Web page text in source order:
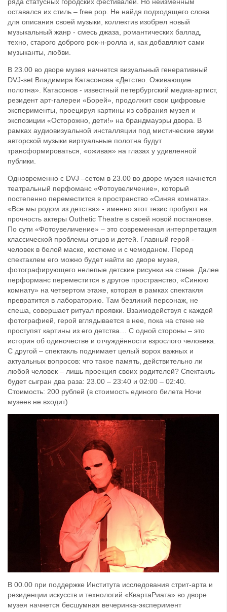
оставался их стиль – free pop. Не найдя подходящего слова
для описания своей музыки, коллектив изобрел новый
музыкальный жанр - смесь джаза, романтических баллад,
техно, старого доброго рок-н-ролла и, как добавляют сами
музыканты, любви.
В 23.00 во дворе музея начнется визуальный генеративный
DVJ-set Владимира Катасонова «Детство. Оживающие
полотна». Катасонов - известный петербургский медиа-артист,
резидент арт-галереи «Борей», продолжит свои цифровые
эксперименты, проецируя картины из собрания музея и
экспозиции «Осторожно, дети!» на брандмауэры двора. В
рамках аудиовизуальной инсталляции под мистические звуки
авторской музыки виртуальные полотна будут
трансформироваться, «оживая» на глазах у удивленной
публики.
Одновременно с DVJ –сетом в 23.00 во дворе музея начнется
театральный перфоманс «Фотоувеличение», который
постепенно переместится в пространство «Синяя комната».
«Все мы родом из детства» - именно этот тезис пробуют на
прочность актеры Outhetic Theatre в своей новой постановке.
По сути «Фотоувеличение» – это современная интерпретация
классической проблемы отцов и детей. Главный герой -
человек в белой маске, костюме и с чемоданом. Перед
спектаклем его можно будет найти во дворе музея,
фотографирующего нелепые детские рисунки на стене. Далее
перформанс переместится в другое пространство, «Синюю
комнату» на четвертом этаже, которая в рамках спектакля
превратится в лабораторию. Там безликий персонаж, не
спеша, совершает ритуал проявки. Взаимодействуя с каждой
фотографией, герой вглядывается в нее, пока на стене не
проступят картины из его детства… С одной стороны – это
история об одиночестве и отчуждённости взрослого человека.
С другой – спектакль поднимает целый ворох важных и
актуальных вопросов: что такое память, действительно ли
любой человек – лишь проекция своих родителей? Спектакль
будет сыгран два раза: 23.00 – 23:40 и 02:00 – 02:40.
Стоимость: 200 рублей (в стоимость единого билета Ночи
музеев не входит)
В 00.00 при поддержке Института исследования стрит-арта и
резиденции искусств и технологий «КвартаРиата» во дворе
музея начнется бесшумная вечеринка-эксперимент